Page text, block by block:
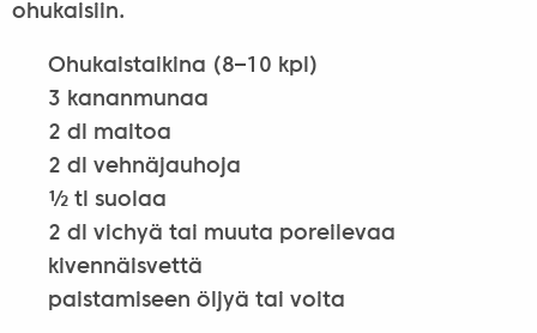
ohukaisiin.
Ohukaistaikina (8–10 kpl)
3 kananmunaa
2 dl maitoa
2 dl vehnäjauhoja
½ tl suolaa
2 dl vichyä tai muuta poreilevaa
kivennäisvettä
paistamiseen öljyä tai voita